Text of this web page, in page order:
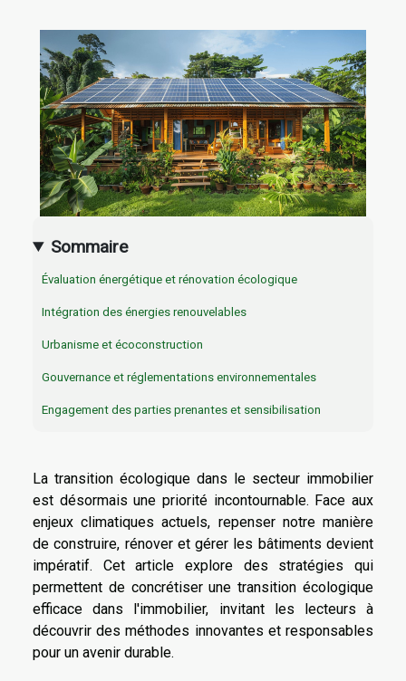
Sommaire
Évaluation énergétique et rénovation écologique
Intégration des énergies renouvelables
Urbanisme et écoconstruction
Gouvernance et réglementations environnementales
Engagement des parties prenantes et sensibilisation
La transition écologique dans le secteur immobilier
est désormais une priorité incontournable. Face aux
enjeux climatiques actuels, repenser notre manière
de construire, rénover et gérer les bâtiments devient
impératif. Cet article explore des stratégies qui
permettent de concrétiser une transition écologique
efficace dans l'immobilier, invitant les lecteurs à
découvrir des méthodes innovantes et responsables
pour un avenir durable.